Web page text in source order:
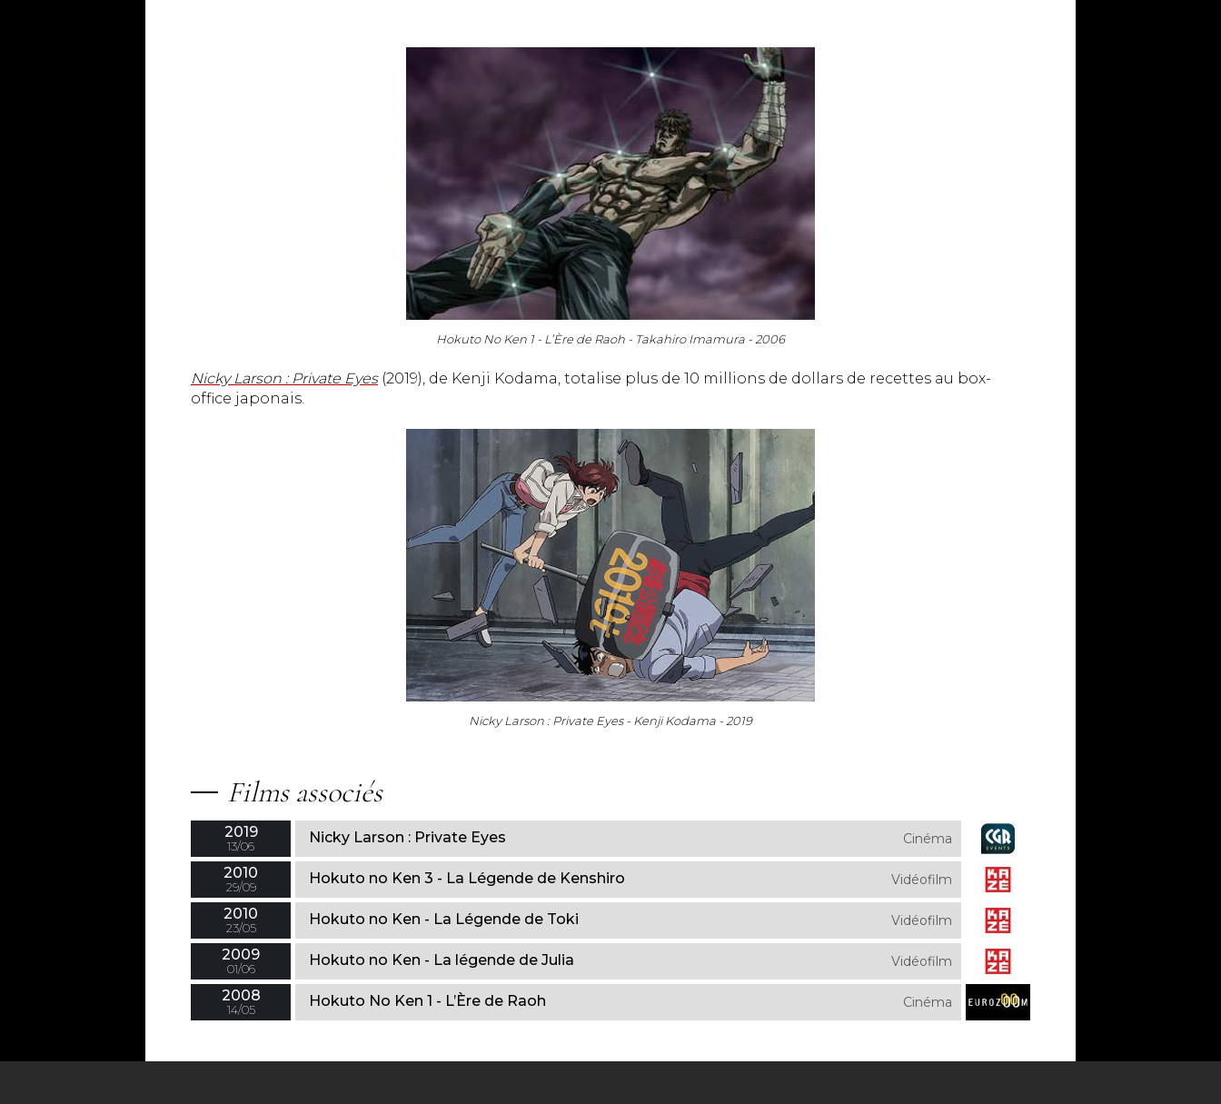
Hokuto No Ken 1 - L’Ère de Raoh - Takahiro Imamura - 2006
Nicky Larson : Private Eyes(2019), de Kenji Kodama, totalise plus de 10 millions de dollars de recettes au box-
office japonais.
Nicky Larson : Private Eyes - Kenji Kodama - 2019
Films associés
2019
13/06 Nicky Larson : Private Eyes Cinéma
2010
29/09 Hokuto no Ken 3 - La Légende de Kenshiro Vidéofilm
2010
23/05 Hokuto no Ken - La Légende de Toki Vidéofilm
2009
01/06 Hokuto no Ken - La légende de Julia Vidéofilm
2008
14/05 Hokuto No Ken 1 - L’Ère de Raoh Cinéma